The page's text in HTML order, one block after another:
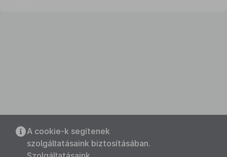
A cookie-k segítenek
szolgáltatásaink biztosításában.